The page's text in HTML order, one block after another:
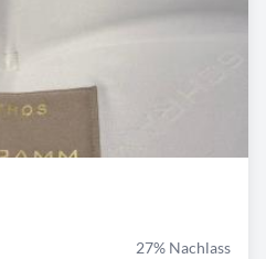
27% Nachlass